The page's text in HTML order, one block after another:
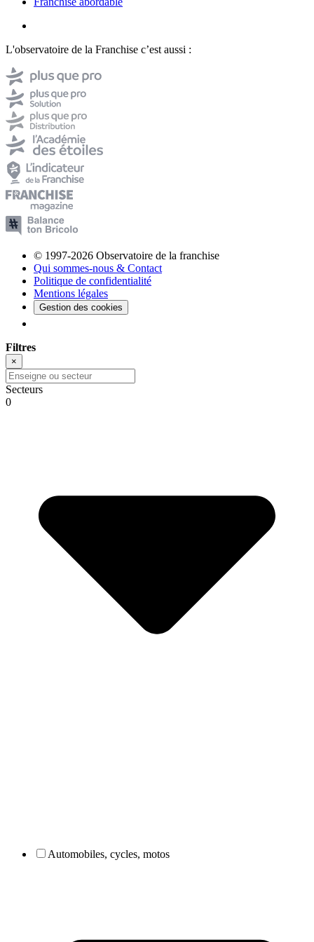
L'observatoire de la Franchise c’est aussi :
© 1997-2026 Observatoire de la franchise
Qui sommes-nous & Contact
Politique de confidentialité
Mentions légales
Gestion des cookies
Filtres
×
Secteurs
0
Automobiles, cycles, motos